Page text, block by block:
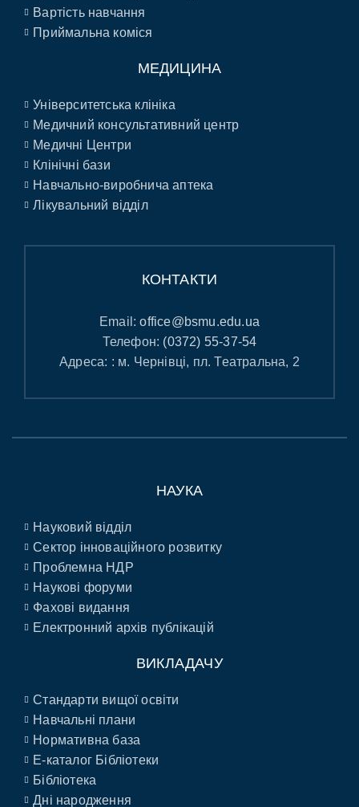
Вартість навчання
Приймальна коміся
МЕДИЦИНА
Університетська клініка
Медичний консультативний центр
Медичні Центри
Клінічні бази
Навчально-виробнича аптека
Лікувальний відділ
КОНТАКТИ
Email:office@bsmu.edu.ua
Телефон: (0372) 55-37-54
Адреса: : м. Чернівці, пл. Театральна, 2
НАУКА
Науковий відділ
Сектор інноваційного розвитку
Проблемна НДР
Наукові форуми
Фахові видання
Електронний архів публікацій
ВИКЛАДАЧУ
Стандарти вищої освіти
Навчальні плани
Нормативна база
E-каталог Бібліотеки
Бібліотека
Дні народження